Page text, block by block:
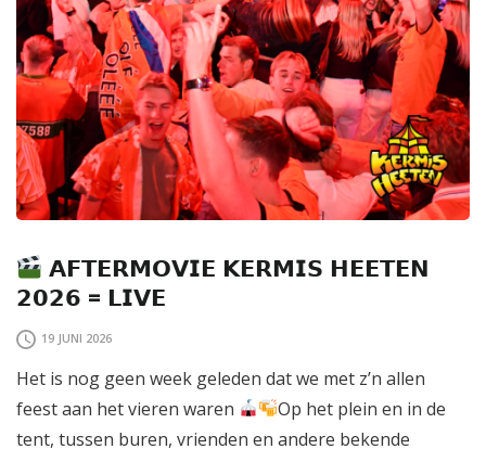
𝗔𝗙𝗧𝗘𝗥𝗠𝗢𝗩𝗜𝗘 𝗞𝗘𝗥𝗠𝗜𝗦 𝗛𝗘𝗘𝗧𝗘𝗡
𝟮𝟬𝟮𝟲 = 𝗟𝗜𝗩𝗘
19 JUNI 2026
Het is nog geen week geleden dat we met z’n allen
feest aan het vieren waren
Op het plein en in de
tent, tussen buren, vrienden en andere bekende